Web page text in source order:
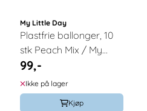
My Little Day
Plastfrie ballonger, 10
stk Peach Mix / My
Little Day
99,-
Ikke på lager
Kjøp